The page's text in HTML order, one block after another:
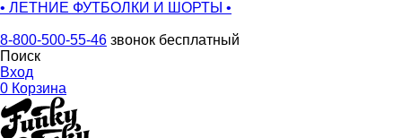
• ЛЕТНИЕ ФУТБОЛКИ И ШОРТЫ •
8-800-500-55-46 звонок бесплатный
Поиск
Вход
0 Корзина